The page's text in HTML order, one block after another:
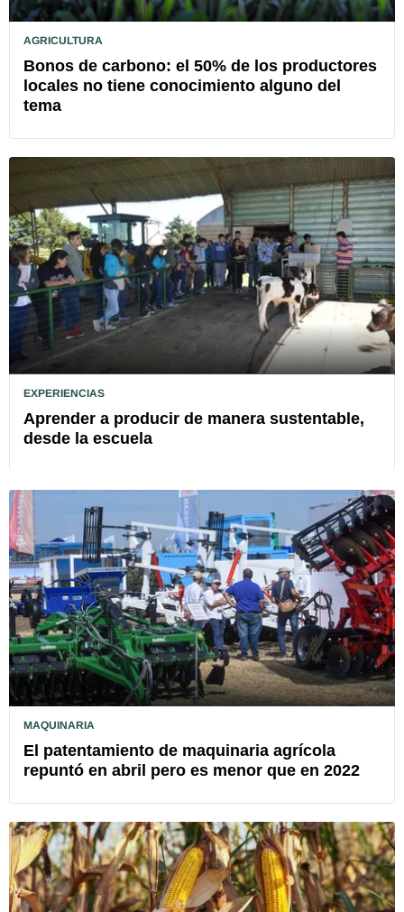
AGRICULTURA
Bonos de carbono: el 50% de los productores
locales no tiene conocimiento alguno del
tema
EXPERIENCIAS
Aprender a producir de manera sustentable,
desde la escuela
MAQUINARIA
El patentamiento de maquinaria agrícola
repuntó en abril pero es menor que en 2022